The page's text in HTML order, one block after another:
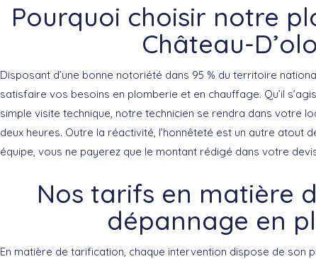
Pourquoi choisir notre
Château-
Disposant d’une bonne notoriété dans 95 % du territoire
satisfaire vos besoins en plomberie et en chauffage. Qu’il
simple visite technique, notre technicien se rendra dans votre
deux heures. Outre la réactivité, l’honnêteté est un autre atout
équipe, vous ne payerez que le montant rédigé dans votre
Nos tarifs en matière
dépannage en
En matière de tarification, chaque intervention dispose de son